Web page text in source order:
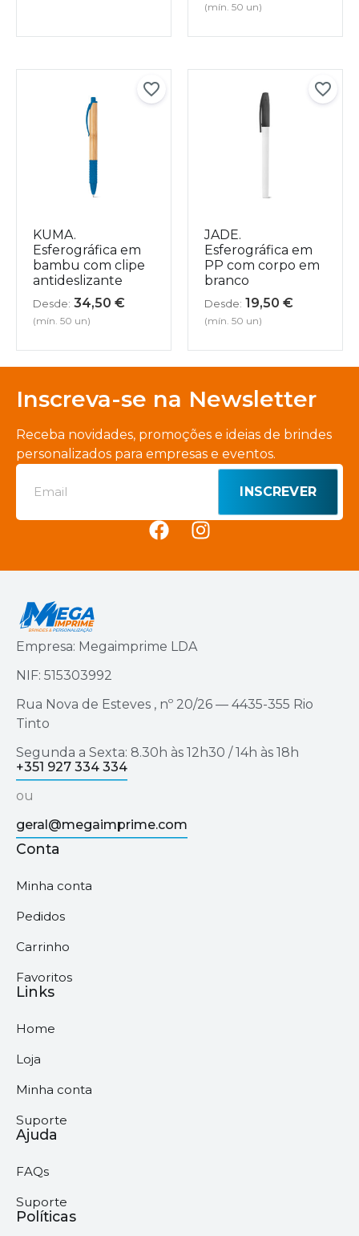
(mín. 50 un)
KUMA.
Esferográfica em
bambu com clipe
antideslizante
Desde: 34,50 €
(mín. 50 un)
JADE.
Esferográfica em
PP com corpo em
branco
Desde: 19,50 €
(mín. 50 un)
Inscreva-se na Newsletter
Receba novidades, promoções e ideias de brindes
personalizados para empresas e eventos.
INSCREVER
Empresa: Megaimprime LDA
NIF: 515303992
Rua Nova de Esteves , nº 20/26 — 4435-355 Rio
Tinto
Segunda a Sexta: 8.30h às 12h30 / 14h às 18h
+351 927 334 334
ou
geral@megaimprime.com
Conta
Minha conta
Pedidos
Carrinho
Favoritos
Links
Home
Loja
Minha conta
Suporte
Ajuda
FAQs
Suporte
Políticas